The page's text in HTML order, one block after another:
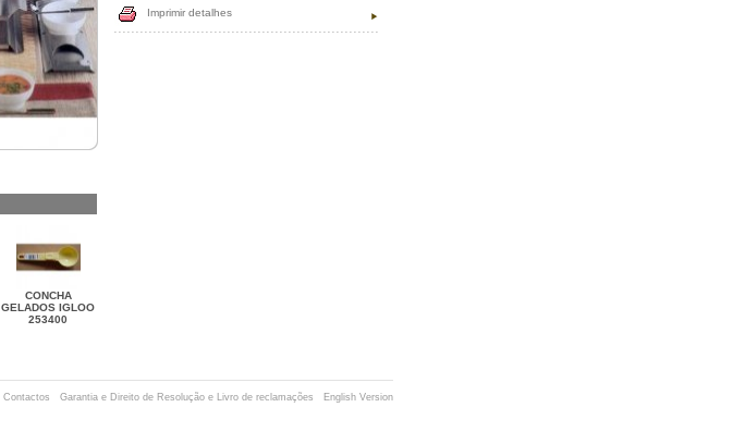
CONCHA
GELADOS IGLOO
253400
Imprimir detalhes
Contactos Garantia e Direito de Resolução e Livro de reclamações English Version